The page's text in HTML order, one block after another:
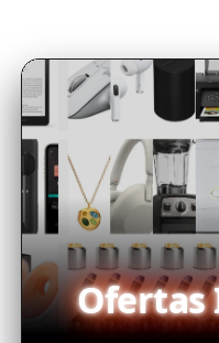
Ofertas